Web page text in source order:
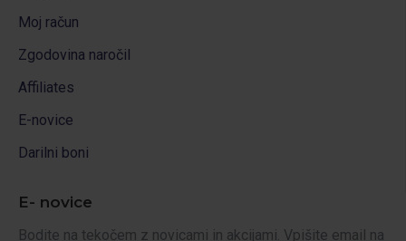
Moj račun
Zgodovina naročil
Affiliates
E-novice
Darilni boni
E- novice
Bodite na tekočem z novicami in akcijami. Vpišite email na